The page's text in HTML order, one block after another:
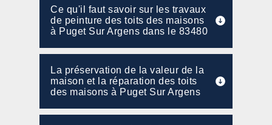
Ce qu'il faut savoir sur les travaux
de peinture des toits des maisons
à Puget Sur Argens dans le 83480
La préservation de la valeur de la
maison et la réparation des toits
des maisons à Puget Sur Argens